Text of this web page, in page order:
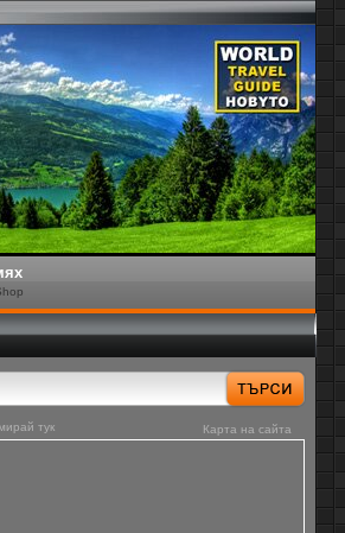
Карта на сайта
тук